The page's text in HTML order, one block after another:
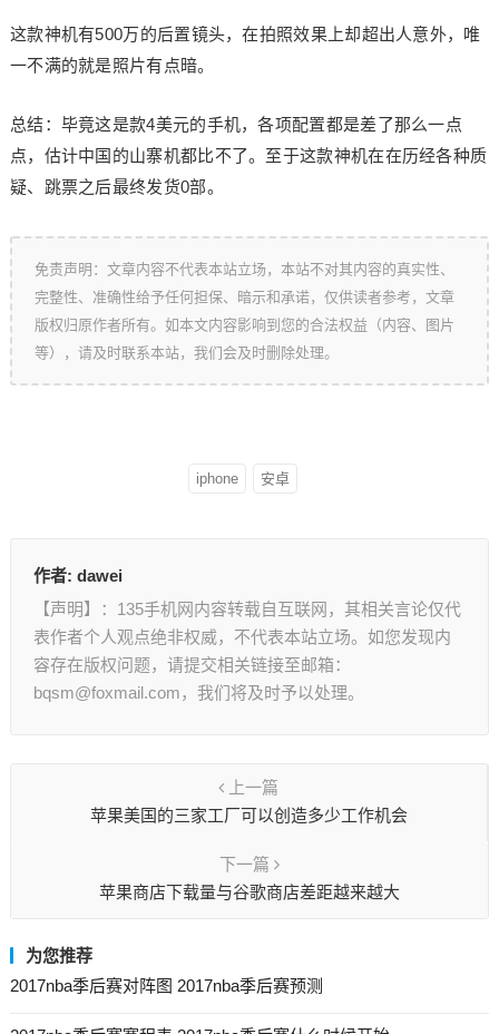
这款神机有500万的后置镜头，在拍照效果上却超出人意外，唯
一不满的就是照片有点暗。
总结：毕竟这是款4美元的手机，各项配置都是差了那么一点
点，估计中国的山寨机都比不了。至于这款神机在在历经各种质
疑、跳票之后最终发货0部。
免责声明：文章内容不代表本站立场，本站不对其内容的真实性、
完整性、准确性给予任何担保、暗示和承诺，仅供读者参考，文章
版权归原作者所有。如本文内容影响到您的合法权益（内容、图片
等），请及时联系本站，我们会及时删除处理。
iphone 安卓
作者: dawei
【声明】：135手机网内容转载自互联网，其相关言论仅代
表作者个人观点绝非权威，不代表本站立场。如您发现内
容存在版权问题，请提交相关链接至邮箱：
bqsm@foxmail.com，我们将及时予以处理。
上一篇
苹果美国的三家工厂可以创造多少工作机会
下一篇
苹果商店下载量与谷歌商店差距越来越大
为您推荐
2017nba季后赛对阵图 2017nba季后赛预测